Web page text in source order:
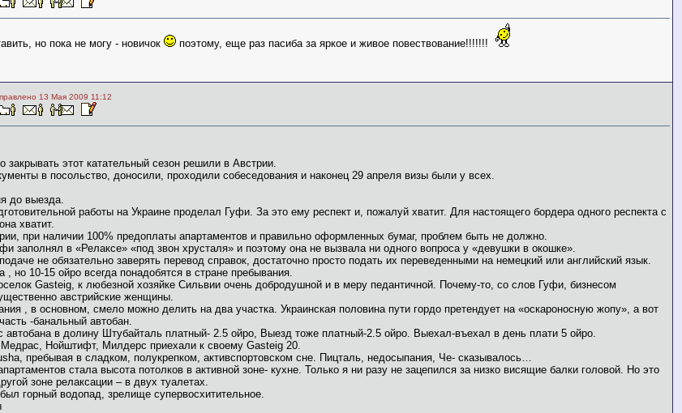
но пока не могу - новичок поэтому, еще раз пасиба за яркое и живое повествование!!!!!!!
13 Мая 2009 11:12
закрывать этот катательный сезон решили в Австрии.
в посольство, доносили, проходили собеседования и наконец 29 апреля визы были у всех.
до выезда.
работы на Украине проделал Гуфи. За это ему респект и, пожалуй хватит. Для настоящего бордера одного респекта с
хватит.
при наличии 100% предоплаты апартаментов и правильно оформленных бумаг, проблем быть не должно.
заполнял в «Релаксе» «под звон хрусталя» и поэтому она не вызвала ни одного вопроса у «девушки в окошке».
не обязательно заверять перевод справок, достаточно просто подать их переведенными на немецкий или английский язык.
, но 10-15 ойро всегда понадобятся в стране пребывания.
Gasteig, к любезной хозяйке Сильвии очень добродушной и в меру педантичной. Почему-то, со слов Гуфи, бизнесом
австрийские женщины.
, в основном, смело можно делить на два участка. Украинская половина пути гордо претендует на «оскароносную жопу», а вот
-банальный автобан.
автобана в долину Штубайталь платный- 2.5 ойро, Выезд тоже платный-2.5 ойро. Выехал-въехал в день плати 5 ойро.
Нойштифт, Милдерс приехали к своему Gasteig 20.
пребывая в сладком, полукрепком, активспортовском сне. Пицталь, недосыпания, Че- сказывалось…
стала высота потолков в активной зоне- кухне. Только я ни разу не зацепился за низко висящие балки головой. Но это
зоне релаксации – в двух туалетах.
горный водопад, зрелище супервосхитительное.